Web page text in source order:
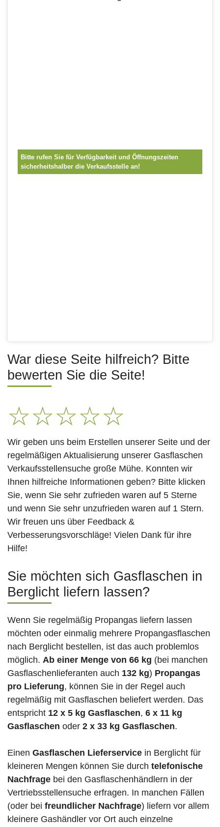
Bitte rufen Sie für Verfügbarkeit und Öffnungszeiten
sicherheitshalber die Verkaufsstelle an!
War diese Seite hilfreich? Bitte
bewerten Sie die Seite!
☆☆☆☆☆
Wir geben uns beim Erstellen unserer Seite und der
regelmäßigen Aktualisierung unserer Gasflaschen
Verkaufsstellensuche große Mühe. Konnten wir
Ihnen hilfreiche Informationen geben? Bitte klicken
Sie, wenn Sie sehr zufrieden waren auf 5 Sterne
und wenn Sie sehr unzufrieden waren auf 1 Stern.
Wir freuen uns über Feedback &
Verbesserungsvorschläge! Vielen Dank für ihre
Hilfe!
Sie möchten sich Gasflaschen in
Berglicht liefern lassen?
Wenn Sie regelmäßig Propangas liefern lassen
möchten oder einmalig mehrere Propangasflaschen
nach Berglicht bestellen, ist das auch problemlos
möglich. Ab einer Menge von 66 kg (bei manchen
Gasflaschenlieferanten auch 132 kg) Propangas
pro Lieferung, können Sie in der Regel auch
regelmäßig mit Gasflaschen beliefert werden. Das
entspricht 12 x 5 kg Gasflaschen, 6 x 11 kg
Gasflaschen oder 2 x 33 kg Gasflaschen.
Einen Gasflaschen Lieferservice in Berglicht für
kleineren Mengen können Sie durch telefonische
Nachfrage bei den Gasflaschenhändlern in der
Vertriebsstellensuche erfragen. In manchen Fällen
(oder bei freundlicher Nachfrage) liefern vor allem
kleinere Gashändler vor Ort auch einzelne